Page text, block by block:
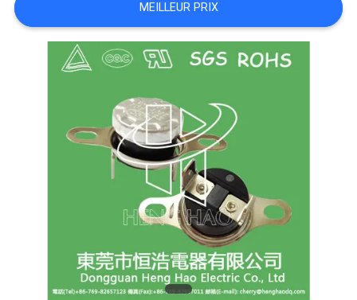
TOUS
PRIVACY
POLICY
MEILLEUR PRIX